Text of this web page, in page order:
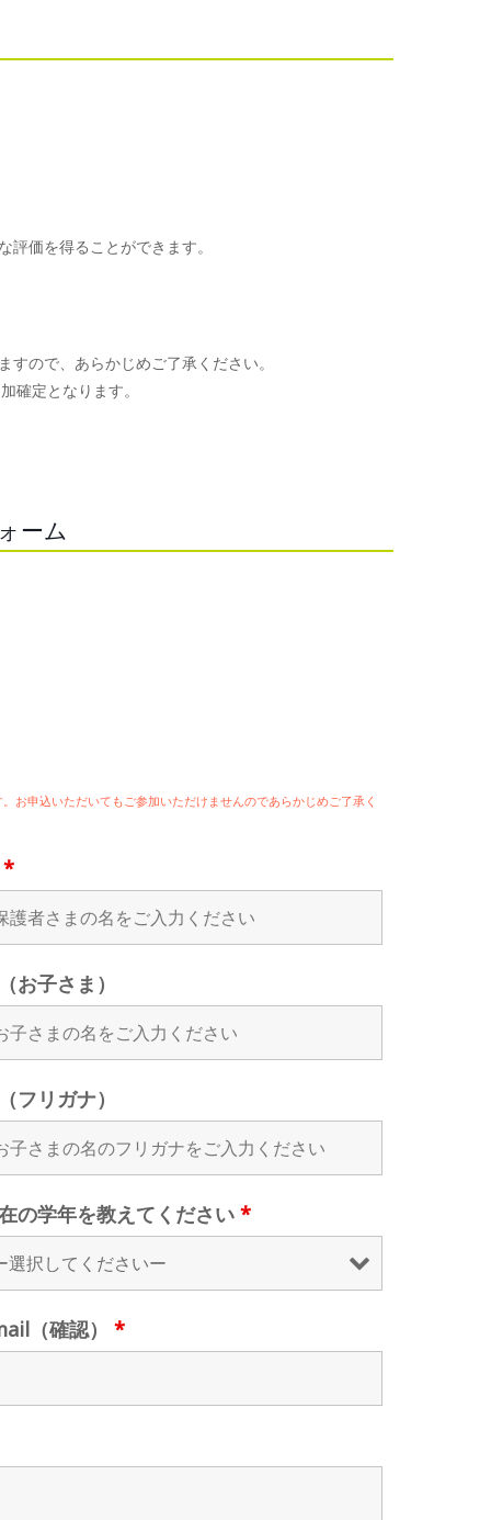
価を得ることができます。
ので、あらかじめご了承ください。
確定となります。
ーム
お申込いただいてもご参加いただけませんのであらかじめご了承く
*
お子さま）
フリガナ）
の学年を教えてください*
（確認）*